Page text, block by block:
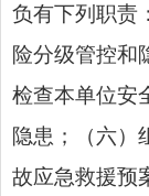
负有下列职责
险分级管控和
检查本单位安
隐患；（六）
故应急救援预